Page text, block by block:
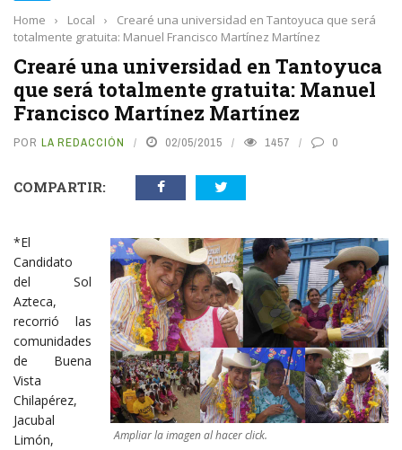
Home › Local ›
Crearé una universidad en Tantoyuca que será
totalmente gratuita: Manuel Francisco Martínez Martínez
Crearé una universidad en Tantoyuca
que será totalmente gratuita: Manuel
Francisco Martínez Martínez
POR LA REDACCIÓN 02/05/2015 1457 0
COMPARTIR:
Ampliar la imagen al hacer click.
*El
Candidato
del Sol
Azteca,
recorrió las
comunidades
de Buena
Vista
Chilapérez,
Jacubal
Limón,